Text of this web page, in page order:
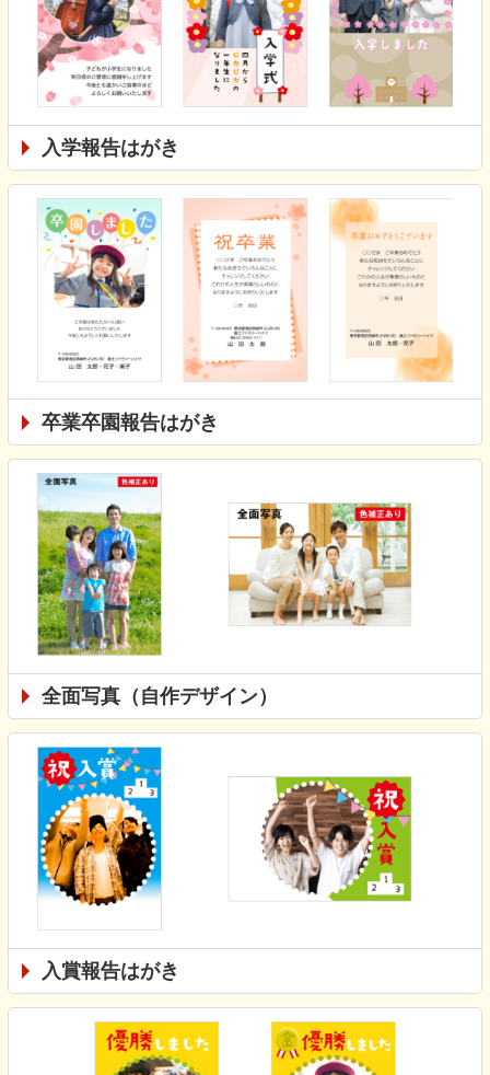
入学報告はがき
卒業卒園報告はがき
全面写真（自作デザイン）
入賞報告はがき